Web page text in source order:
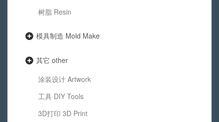
树脂 Resin
模具制造 Mold Make
其它 other
涂装设计 Artwork
工具 DIY Tools
3D打印 3D Print